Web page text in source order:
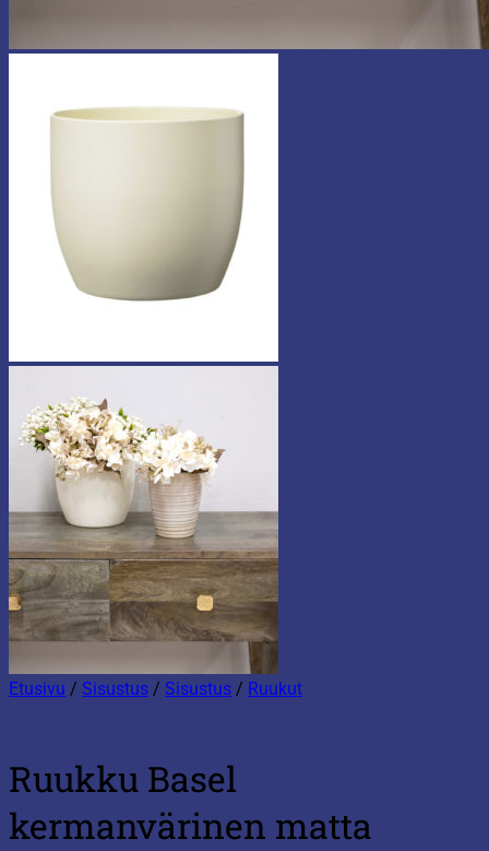
Etusivu / Sisustus / Sisustus / Ruukut
Ruukku Basel
kermanvärinen matta